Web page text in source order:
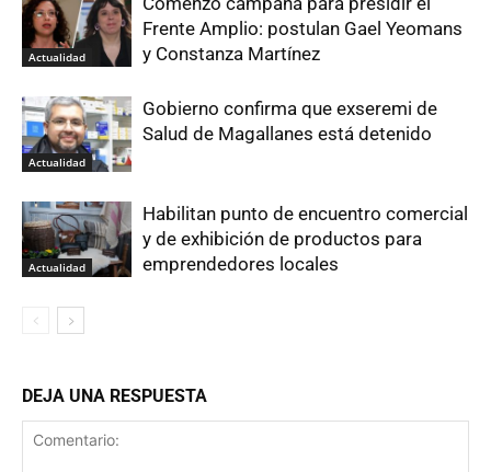
Actualidad
Frente Amplio: postulan Gael Yeomans
y Constanza Martínez
Actualidad
Gobierno confirma que exseremi de
Salud de Magallanes está detenido
Actualidad
Habilitan punto de encuentro comercial
y de exhibición de productos para
emprendedores locales
DEJA UNA RESPUESTA